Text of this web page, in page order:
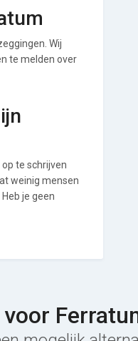
Wij
te melden over
te schrijven
weinig mensen
je geen